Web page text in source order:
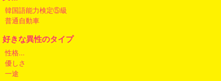
韓国語能力検定⑤級
普通自動車
好きな異性のタイプ
性格...
優しさ
一途